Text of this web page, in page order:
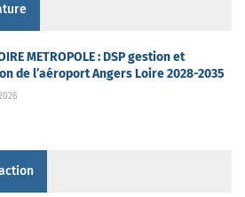
METROPOLE : DSP gestion et
de l’aéroport Angers Loire 2028-2035